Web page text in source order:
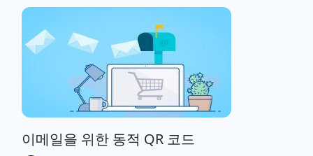
이메일을 위한 동적 QR 코드